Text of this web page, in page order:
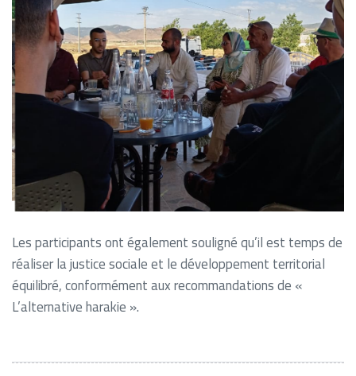
Les participants ont également souligné qu’il est temps de
réaliser la justice sociale et le développement territorial
équilibré, conformément aux recommandations de «
L’alternative harakie ».